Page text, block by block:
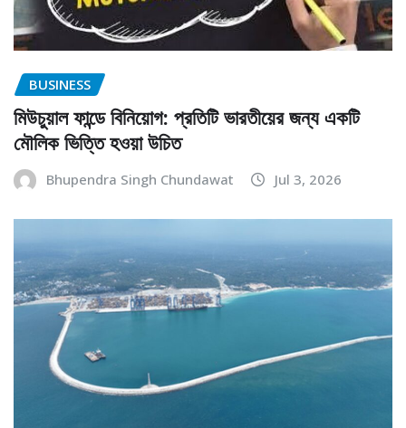
BUSINESS
মিউচুয়াল ফান্ডে বিনিয়োগ: প্রতিটি ভারতীয়ের জন্য একটি
মৌলিক ভিত্তি হওয়া উচিত
Bhupendra Singh Chundawat Jul 3, 2026